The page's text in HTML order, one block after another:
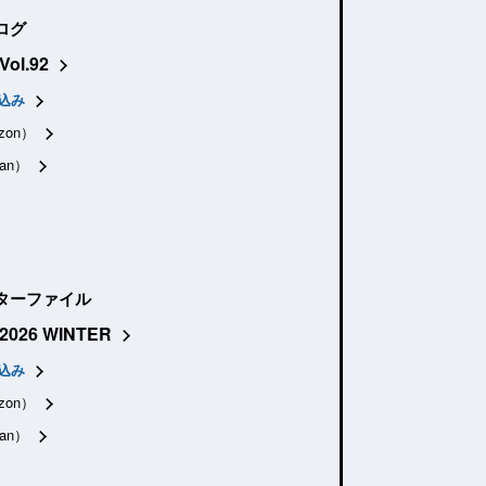
グ
Vol.92
み
）
）
ーファイル
2026 WINTER
み
）
）